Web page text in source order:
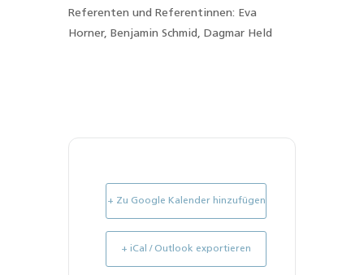
Referenten und Referentinnen: Eva
Horner, Benjamin Schmid, Dagmar Held
+ Zu Google Kalender hinzufügen
+ iCal / Outlook exportieren